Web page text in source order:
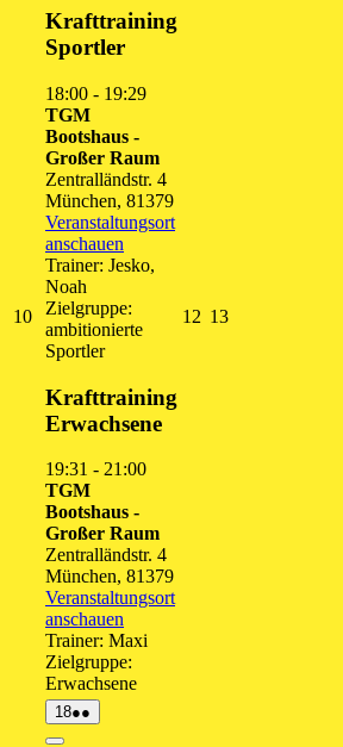
1010.
August
2026
Krafttraining
Sportler
18:00 - 19:29
TGM
Bootshaus -
Großer Raum
Zentralländstr. 4
München, 81379
Veranstaltungsort
anschauen
Trainer: Jesko,
Noah
Zielgruppe:
ambitionierte
Sportler
Krafttraining
Erwachsene
19:31 - 21:00
TGM
Bootshaus -
Großer Raum
Zentralländstr. 4
München, 81379
Veranstaltungsort
anschauen
Trainer: Maxi
Zielgruppe:
Erwachsene
12 12.
1313.
1818.
August
●●
Veranstaltungen)